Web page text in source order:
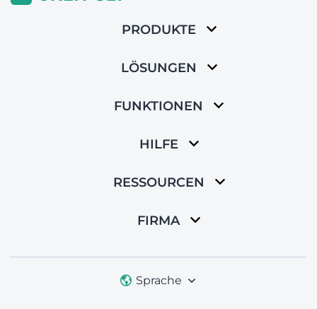
PRODUKTE
LÖSUNGEN
FUNKTIONEN
HILFE
RESSOURCEN
FIRMA
Sprache